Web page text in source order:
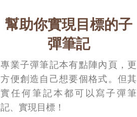
幫助你實現目標的子
彈筆記
專業子彈筆記本有點陣內頁，更
方便創造自己想要個格式。但其
實任何筆記本都可以寫子彈筆
記、實現目標！